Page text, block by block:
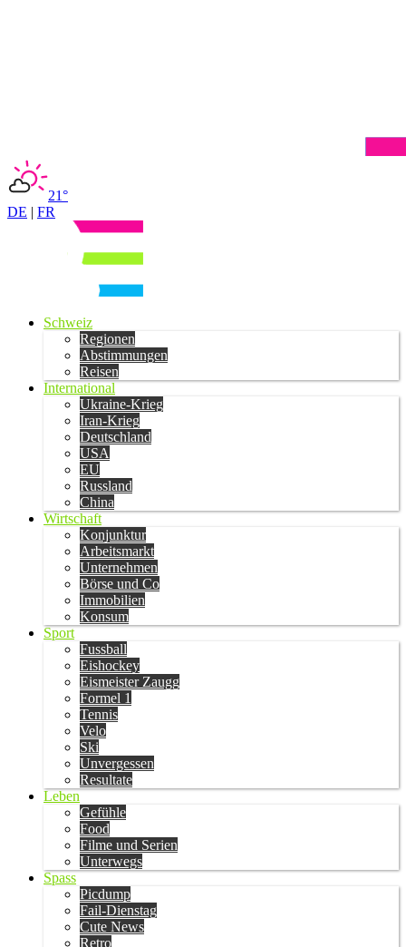
21°
DE | FR
Schweiz
Regionen
Abstimmungen
Reisen
International
Ukraine-Krieg
Iran-Krieg
Deutschland
USA
EU
Russland
China
Wirtschaft
Konjunktur
Arbeitsmarkt
Unternehmen
Börse und Co
Immobilien
Konsum
Sport
Fussball
Eishockey
Eismeister Zaugg
Formel 1
Tennis
Velo
Ski
Unvergessen
Resultate
Leben
Gefühle
Food
Filme und Serien
Unterwegs
Spass
Picdump
Fail-Dienstag
Cute News
Retro